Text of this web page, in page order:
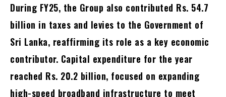
During FY25, the Group also contributed Rs. 54.7
billion in taxes and levies to the Government of
Sri Lanka, reaffirming its role as a key economic
contributor. Capital expenditure for the year
reached Rs. 20.2 billion, focused on expanding
high-speed broadband infrastructure to meet